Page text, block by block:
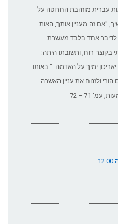
עברית מוזהבת החרוטה על
"אם זה מעניין אותך, האות
לדיבר אחד בלבד מעשרת
בקוצר-רוח, ותשובתו היתה:
‏‏ימיך על האדמה.." באותו
ולזנוח את עניין האשרה.‏
71 – ‏‏72‏